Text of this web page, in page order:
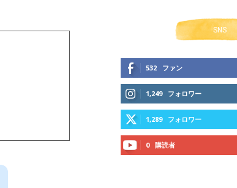
SNS
532 ファン
1,249 フォロワー
1,289 フォロワー
0 購読者